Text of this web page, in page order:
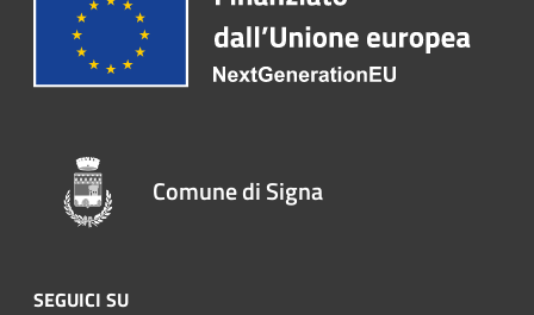
Comune di Signa
SEGUICI SU